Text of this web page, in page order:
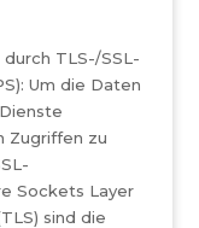
TLS-/SSL-
Um die Daten
Zugriffen zu
Sockets Layer
sind die